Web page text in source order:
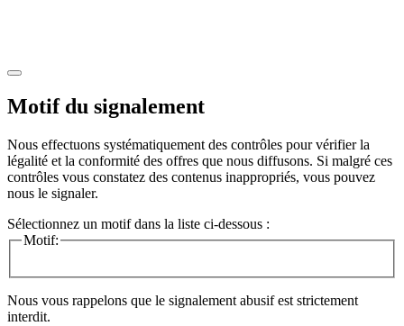
Motif du signalement
Nous effectuons systématiquement des contrôles pour vérifier la
légalité et la conformité des offres que nous diffusons. Si malgré ces
contrôles vous constatez des contenus inappropriés, vous pouvez
nous le signaler.
Sélectionnez un motif dans la liste ci-dessous :
Motif:
Nous vous rappelons que le signalement abusif est strictement
interdit.